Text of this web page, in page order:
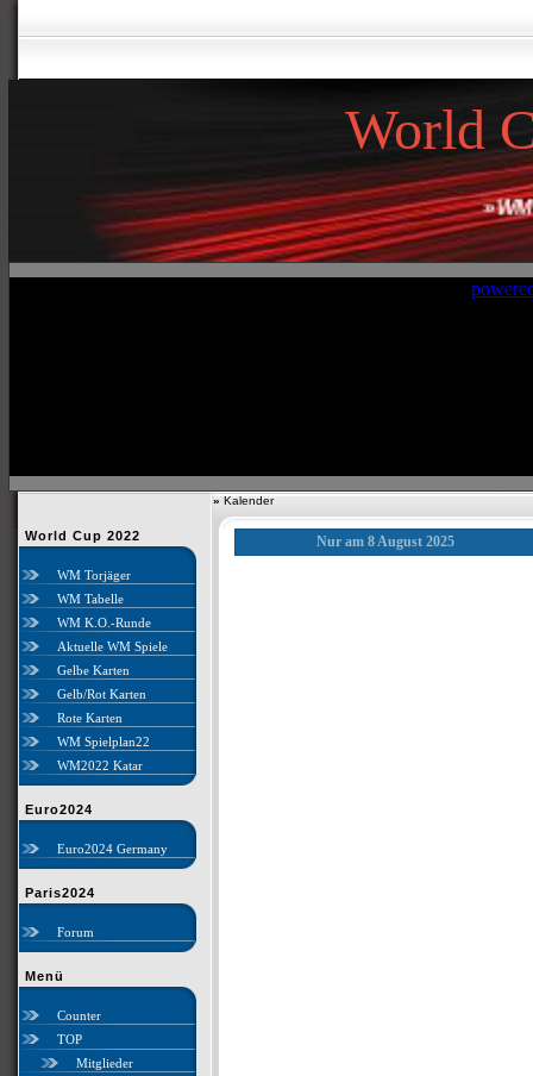
World
»WM
» Kalender
World Cup 2022
WM Torjäger
WM Tabelle
WM K.O.-Runde
Aktuelle WM Spiele
Gelbe Karten
Gelb/Rot Karten
Rote Karten
WM Spielplan22
WM2022 Katar
Euro2024
Euro2024 Germany
Paris2024
Forum
Menü
Counter
TOP
Mitglieder
Nur am 8 August 2025